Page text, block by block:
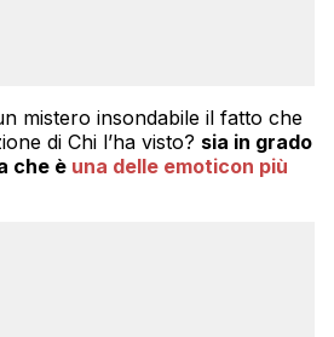
mistero insondabile il fatto che
di Chi l’ha visto? sia in grado
che è una delle emoticon più